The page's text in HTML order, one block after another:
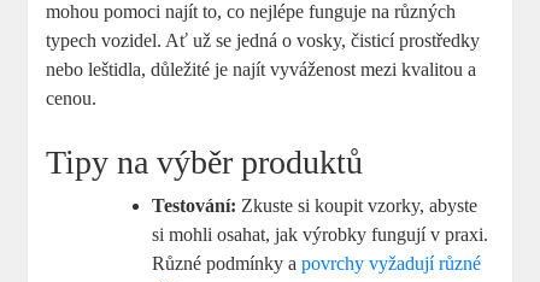
mohou pomoci najít ⁣to, co nejlépe funguje ‍na různých
typech vozidel. Ať už se jedná o vosky, čisticí prostředky
nebo leštidla, důležité je ‍najít vyváženost ‍mezi kvalitou a
cenou.
Tipy na výběr produktů
Testování: Zkuste si koupit​ vzorky, abyste
si mohli ⁣osahat, jak výrobky fungují v praxi.
Různé podmínky ⁣apovrchy vyžadují ‍různé